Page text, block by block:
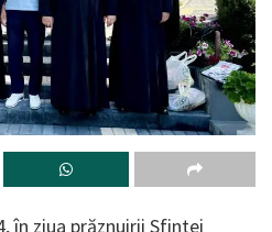
în ziua prăznuirii Sfintei